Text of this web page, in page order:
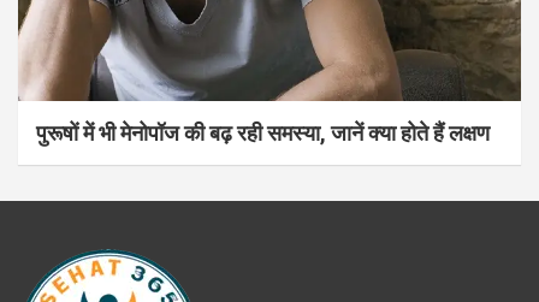
पुरूषों में भी मेनोपॉज की बढ़ रही समस्या, जानें क्या होते हैं लक्षण